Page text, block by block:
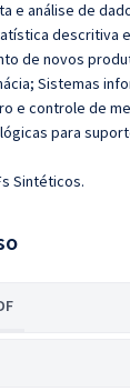
e análise de
descritiva
de novos
Sistemas
e controle de
para
Sintéticos.